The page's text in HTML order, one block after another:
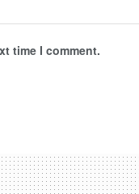
time I comment.